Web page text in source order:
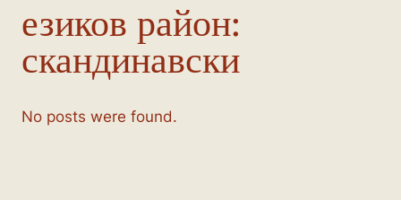
езиков район:
скандинавски
No posts were found.